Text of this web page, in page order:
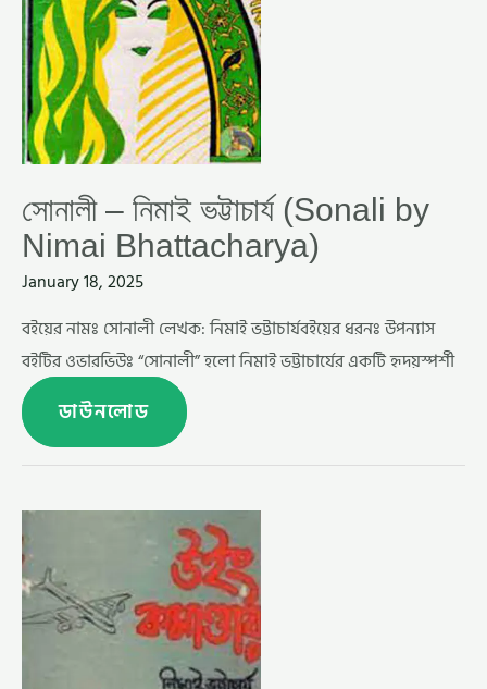
সোনালী – নিমাই ভট্টাচার্য (Sonali by
Nimai Bhattacharya)
January 18, 2025
বইয়ের নামঃ সোনালী লেখক: নিমাই ভট্টাচার্যবইয়ের ধরনঃ উপন্যাস
বইটির ওভারভিউঃ “সোনালী” হলো নিমাই ভট্টাচার্যের একটি হৃদয়স্পর্শী
ডাউনলোড
উইং
নিমাই
ভট্টাচার্য (WING
COMMANDER
BY
BHATTACHARYA)